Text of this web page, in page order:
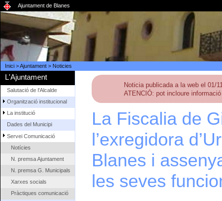
Ajuntament de Blanes
Inici>Ajuntament> Noticies
L'Ajuntament
Salutació de l'Alcalde
Organització institucional
La institució
Dades del Municipi
Servei Comunicació
Notícies
N. premsa Ajuntament
N. premsa G. Municipals
Xarxes socials
Pràctiques comunicació
Noticia publicada a la web el 01/
ATENCIÓ: pot incloure
La Fiscalia de
l’exregidora
Blanes i
les seves